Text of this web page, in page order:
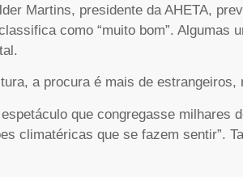
Martins, presidente da AHETA,
como “muito bom”. Algumas
a procura é mais de
que congregasse milhares
climatéricas que se fazem sentir”.